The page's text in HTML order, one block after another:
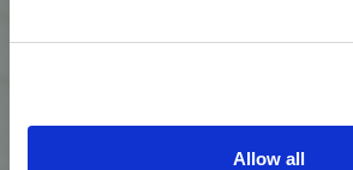
Allow all